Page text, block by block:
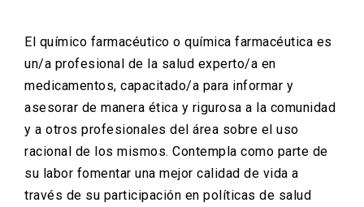
El químico farmacéutico o química farmacéutica es
un/a profesional de la salud experto/a en
medicamentos, capacitado/a para informar y
asesorar de manera ética y rigurosa a la comunidad
y a otros profesionales del área sobre el uso
racional de los mismos. Contempla como parte de
su labor fomentar una mejor calidad de vida a
través de su participación en políticas de salud